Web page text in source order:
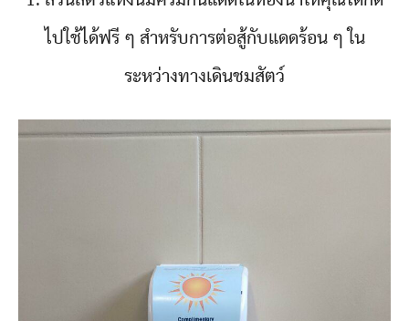
ไปใช้ได้ฟรี ๆ สำหรับการต่อสู้กับแดดร้อน ๆ ใน
ระหว่างทางเดินชมสัตว์